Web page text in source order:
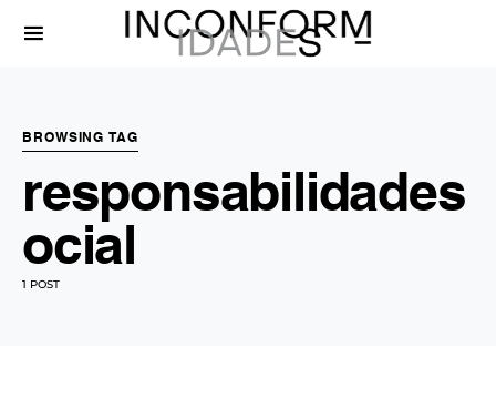
BROWSING TAG
responsabilidades
ocial
1 POST